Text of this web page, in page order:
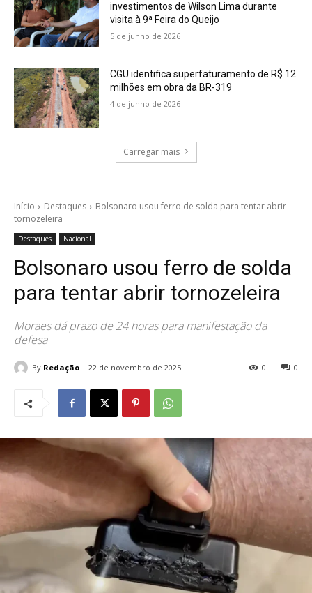
investimentos de Wilson Lima durante
visita à 9ª Feira do Queijo
5 de junho de 2026
CGU identifica superfaturamento de R$ 12
milhões em obra da BR-319
4 de junho de 2026
Carregar mais